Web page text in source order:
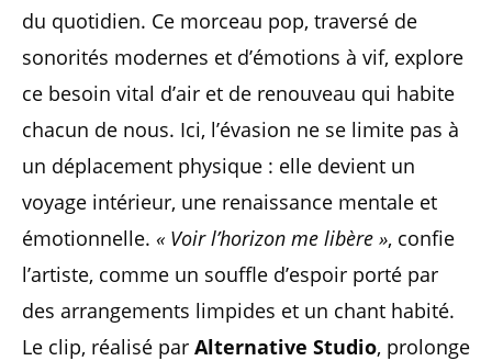
du quotidien. Ce morceau pop, traversé de
sonorités modernes et d’émotions à vif, explore
ce besoin vital d’air et de renouveau qui habite
chacun de nous. Ici, l’évasion ne se limite pas à
un déplacement physique : elle devient un
voyage intérieur, une renaissance mentale et
émotionnelle. « Voir l’horizon me libère », confie
l’artiste, comme un souffle d’espoir porté par
des arrangements limpides et un chant habité.
Le clip, réalisé par Alternative Studio, prolonge